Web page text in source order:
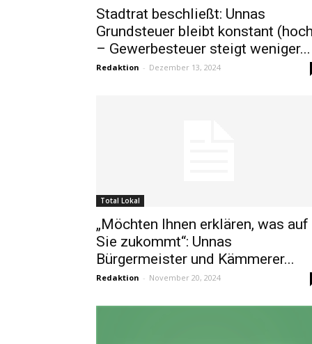
Stadtrat beschließt: Unnas
Grundsteuer bleibt konstant
– Gewerbesteuer steigt weniger...
Redaktion - Dezember 13, 2024
Total Lokal
„Möchten Ihnen erklären, was auf
Sie zukommt“: Unnas
Bürgermeister und Kämmerer...
Redaktion - November 20, 2024